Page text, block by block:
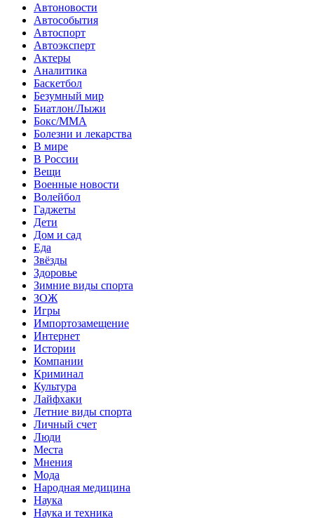
Автоновости
Автособытия
Автоспорт
Автоэксперт
Актеры
Аналитика
Баскетбол
Безумный мир
Биатлон/Лыжи
Бокс/MMA
Болезни и лекарства
В мире
В России
Вещи
Военные новости
Волейбол
Гаджеты
Дети
Дом и сад
Еда
Звёзды
Здоровье
Зимние виды спорта
ЗОЖ
Игры
Импортозамещение
Интернет
Истории
Компании
Криминал
Культура
Лайфхаки
Летние виды спорта
Личный счет
Люди
Места
Мнения
Мода
Народная медицина
Наука
Наука и техника